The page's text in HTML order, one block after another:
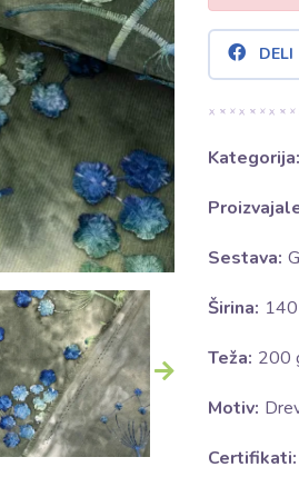
DELI
Kategorija:
Sestava:
Širina:
Teža: 200
Motiv:
Certifikati: